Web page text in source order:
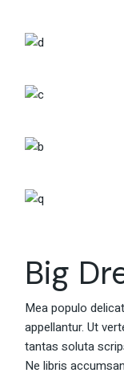
Big
Mea populo
appellantur. Ut
tantas soluta
Ne libris